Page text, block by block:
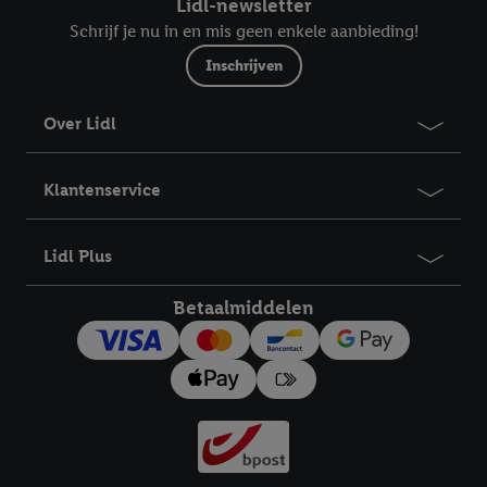
Lidl-newsletter
Schrijf je nu in en mis geen enkele aanbieding!
Inschrijven
Over Lidl
Klantenservice
Lidl Plus
Betaalmiddelen